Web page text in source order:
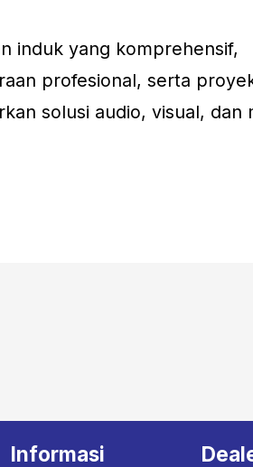
induk yang komprehensif,
profesional, serta
solusi audio, visual, dan
Informasi